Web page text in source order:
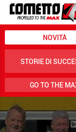
NOVITÀ
STORIE DI
GO TO THE